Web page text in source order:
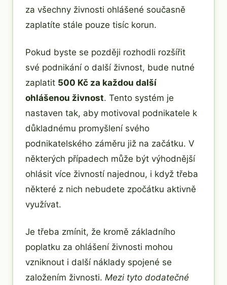
za všechny živnosti ohlášené současně
zaplatíte stále pouze tisíc korun.
Pokud byste se později rozhodli rozšířit
své podnikání o další živnost, bude nutné
zaplatit 500 Kč za každou další
ohlášenou živnost. Tento systém je
nastaven tak, aby motivoval podnikatele k
důkladnému promyšlení svého
podnikatelského záměru již na začátku. V
některých případech může být výhodnější
ohlásit více živností najednou, i když třeba
některé z nich nebudete zpočátku aktivně
využívat.
Je třeba zmínit, že kromě základního
poplatku za ohlášení živnosti mohou
vzniknout i další náklady spojené se
založením živnosti. Mezi tyto dodatečné